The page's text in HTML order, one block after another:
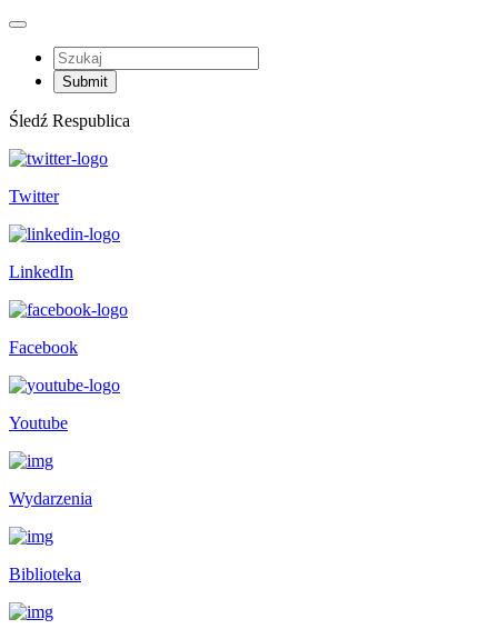
Śledź Respublica
Twitter
LinkedIn
Facebook
Youtube
Wydarzenia
Biblioteka